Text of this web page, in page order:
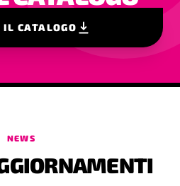
IL CATALOGO
NEWS